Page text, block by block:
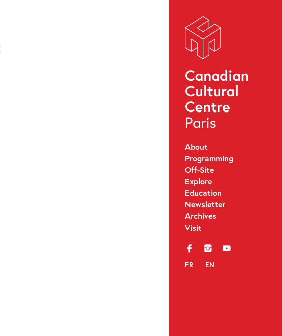
About
Programming
Off-Site
Explore
Education
Newsletter
Archives
Visit
f i y
FR EN